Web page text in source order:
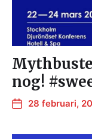
nog!
28 februari,